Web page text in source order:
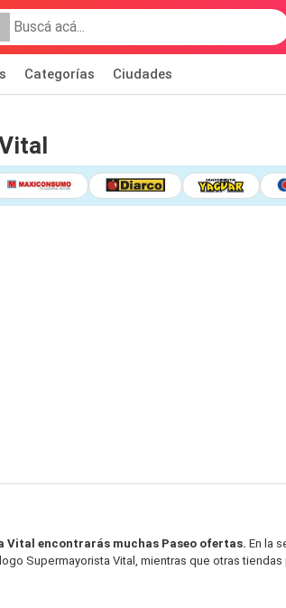
Categorías Ciudades
Vital encontrarás muchas Paseo ofertas. En la
Supermayorista Vital, mientras que otras